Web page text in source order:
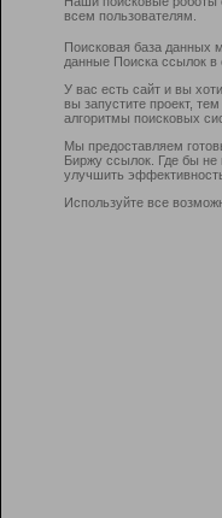
всем пользователям.
Поисковая база данных
данные Поиска ссылок в
У вас есть сайт и вы
вы запустите проект,
алгоритмы поисковых
Мы предоставляем
Биржу ссылок. Где бы
улучшить
Используйте все